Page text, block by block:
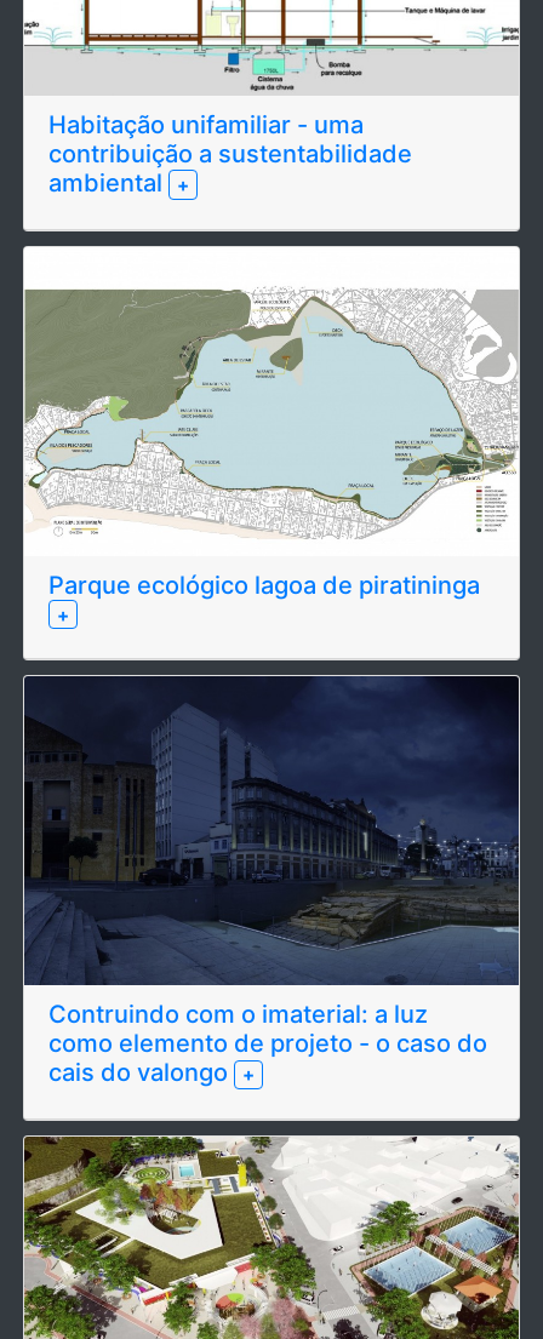
Habitação unifamiliar - uma
contribuição a sustentabilidade
ambiental
+
Parque ecológico lagoa de piratininga
+
Contruindo com o imaterial: a luz
como elemento de projeto - o caso do
cais do valongo
+